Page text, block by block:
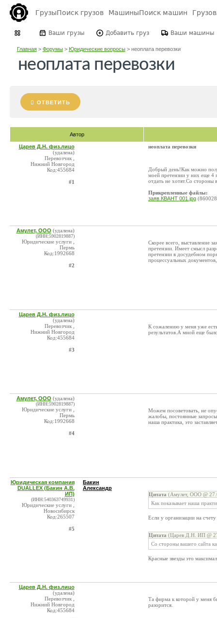
ГрузыПоиск грузов МашиныПоиск машин
Ваши грузы Добавить груз Ваши машины
Главная> Форумы> Юридические вопросы> неоплата перевозки
неоплата перевозки
ОТВЕТИТЬ
Автор
Царев Д.Н. физ.лицо
(удалена)
Перевозчик ,
Нижний Новгород
Код:455684
#1
неоплата перевозки
Добрый день!Как можно
моей претензии у них еще 4
отдать не хотят.Со стороны
Прикрепленные файлы:
заяв.КВАНТ 001.jpg
Амулет, ООО (удалена)
(ИНН:5902819887)
Юридические услуги ,
Пермь
Код:1992668
#2
Скорее всего, выставление
претензии. Имеет смысл
претензии в досудебном
процессуальных
Царев Д.Н. физ.лицо
(удалена)
Перевозчик ,
Нижний Новгород
Код:455684
#3
К сожалению у меня уже
результатов.А мной еще
Амулет, ООО (удалена)
(ИНН:5902819887)
Юридические услуги ,
Пермь
Код:1992668
#4
Можем посоветовать, не
жалобы, постоянные
наша практика, это
Юридическая компания
DUALLEX (Бакин А.В.
ИП)
(ИНН:540363749931)
Юридические услуги ,
Новосибирск
Код:265507
#5
Бакин
Александр
Цитата (Амулет, ООО @
Как показывает наша
Если у организации на
Цитата (Царев Д.Н. ИП @
Со стороны вашего сайта
Красные звезды это
Царев Д.Н. физ.лицо
(удалена)
Перевозчик ,
Нижний Новгород
Код:455684
Та фирма к которой у меня
разорится.